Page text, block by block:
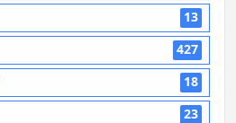
13
427
18
23